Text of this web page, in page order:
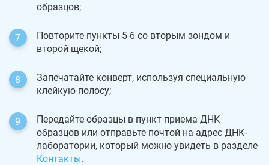
образцов;
Повторите пункты 5-6 со вторым зондом и
второй щекой;
Запечатайте конверт, используя специальную
клейкую полосу;
Передайте образцы в пункт приема ДНК
образцов или отправьте почтой на адрес ДНК-
лаборатории, который можно увидеть в разделе
Контакты.